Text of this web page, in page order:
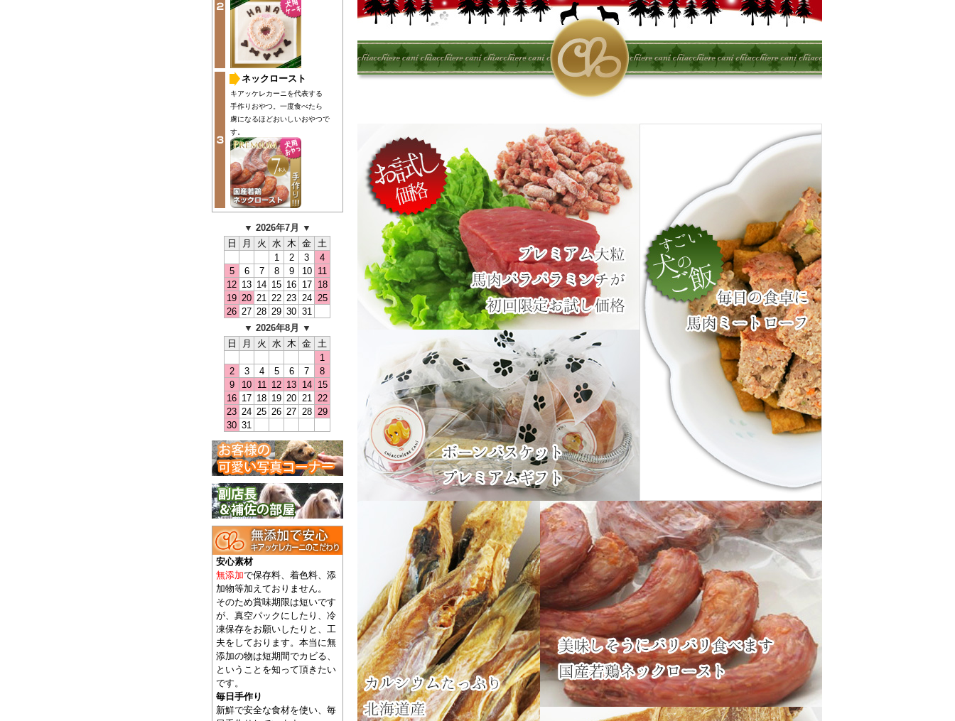
ネックロースト
キアッケレカーニを代表する
手作りおやつ。一度食べたら
虜になるほどおいしいおやつで
す。
▼ 2026年7月 ▼
日
月 火 水 木 金 土
1
2 3
4
5
6 7 8 9 10
11
12 13 14 15 16 17
18
19 20 21 22 23 24 25
26 27 28 29 30 31
▼ 2026年8月 ▼
日
月 火 水 木 金 土
1
2
3 4 5 6 7
8
9
10 11 12 13 14
15
16 17 18 19 20 21 22
23 24 25 26 27 28 29
30 31
安心素材
無添加で保存料、着色料、添
加物等加えておりません。
そのため賞味期限は短いです
が、真空パックにしたり、冷
凍保存をお願いしたりと、工
夫をしております。本当に無
添加の物は短期間でカビる、
ということを知って頂きたい
です。
毎日手作り
新鮮で安全な食材を使い、毎